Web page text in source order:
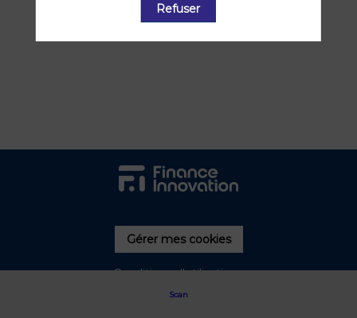
Toutes les sessions
Gérer mes cookies
Conditions d'utilisation
Scan
Refuser